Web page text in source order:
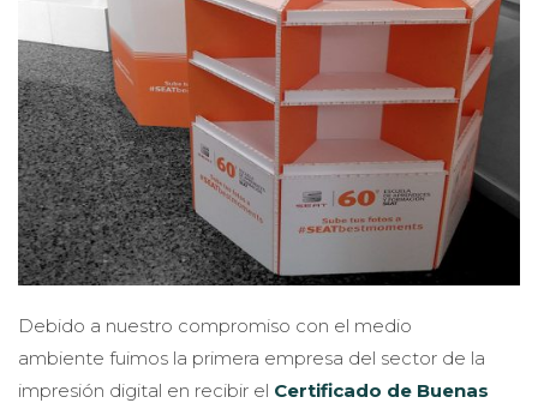
Debido a nuestro compromiso con el medio
ambiente fuimos la primera empresa del sector de la
impresión digital en recibir el Certificado de Buenas